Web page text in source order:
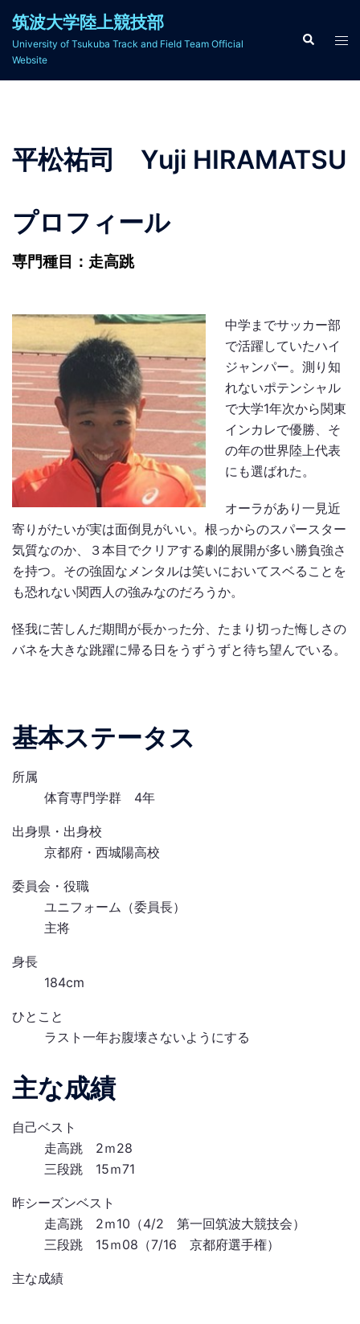
筑波大学陸上競技部
University of Tsukuba Track and Field Team Official
Website
検
索
ト
ル
ー
平松祐司 Yuji HIRAMATSU
プロフィール
専門種目：走高跳
中学までサッカー部
で活躍していたハイ
ジャンパー。測り知
れないポテンシャル
で大学1年次から関東
インカレで優勝、そ
の年の世界陸上代表
にも選ばれた。
オーラがあり一見近
寄りがたいが実は面倒見がいい。根っからのスパースター
気質なのか、３本目でクリアする劇的展開が多い勝負強さ
を持つ。その強固なメンタルは笑いにおいてスベることを
も恐れない関西人の強みなのだろうか。
怪我に苦しんだ期間が長かった分、たまり切った悔しさの
バネを大きな跳躍に帰る日をうずうずと待ち望んでいる。
基本ステータス
所属
体育専門学群 4年
出身県・出身校
京都府・西城陽高校
委員会・役職
ユニフォーム（委員長）
主将
身長
184cm
ひとこと
ラスト一年お腹壊さないようにする
主な成績
自己ベスト
走高跳 2ｍ28
三段跳 15ｍ71
昨シーズンベスト
走高跳 2ｍ10（4/2 第一回筑波大競技会）
三段跳 15ｍ08（7/16 京都府選手権）
主な成績